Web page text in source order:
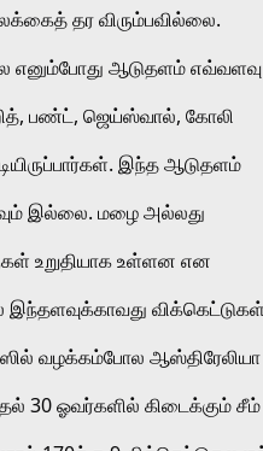
தர விரும்பவில்லை.
ஆடுதளம் எவ்வளவு
பண்ட், ஜெய்ஸ்வால், கோலி
இந்த ஆடுதளம்
இல்லை. மழை அல்லது
உறுதியாக உள்ளன என
இந்தளவுக்காவது
வழக்கம்போல ஆஸ்திரேலியா
30 ஓவர்களில் கிடைக்கும் சீம்